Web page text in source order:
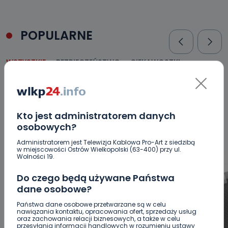
Kto jest administratorem danych
osobowych?
Administratorem jest Telewizja Kablowa Pro-Art z siedzibą
w miejscowości Ostrów Wielkopolski (63-400) przy ul.
Wolności 19.
Do czego będą używane Państwa
dane osobowe?
Państwa dane osobowe przetwarzane są w celu
nawiązania kontaktu, opracowania ofert, sprzedaży usług
oraz zachowania relacji biznesowych, a także w celu
przesyłania informacji handlowych w rozumieniu ustawy
POPULARNE
WSZYSTKIE BEZPIECZEŃSTWO
CIEKAWOSTKI
KORONAWIRUS
KULTURA I ROZRYWKA
NA
SYGNALE
OPINIE POLITYKA
ŚRODOWISKO
WASZE INFO
WSZYSTKICH ŚWIĘTYCH
WYWIADY
ZDROWIE